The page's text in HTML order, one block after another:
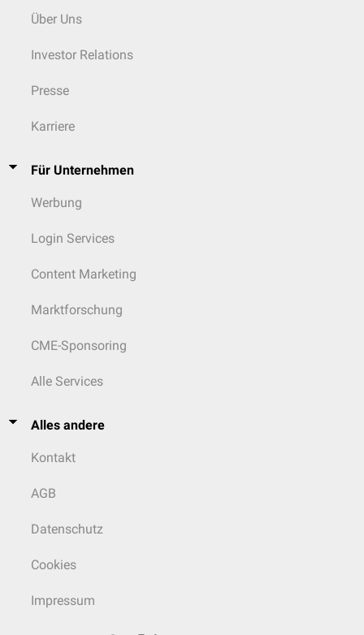
Über Uns
Investor Relations
Presse
Karriere
Für Unternehmen
Werbung
Login Services
Content Marketing
Marktforschung
CME-Sponsoring
Alle Services
Alles andere
Kontakt
AGB
Datenschutz
Cookies
Impressum